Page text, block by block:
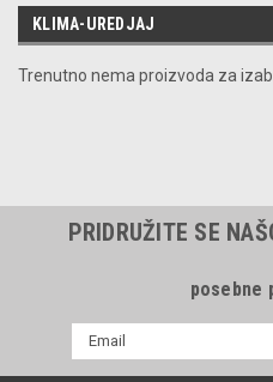
KLIMA-UREDJAJ
Trenutno nema proizvoda za
PRIDRUŽITE SE
posebne
mail